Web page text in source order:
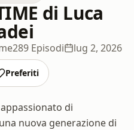
di Luca
289 Episodi lug 2, 2026
Preferiti
di
nuova generazione di